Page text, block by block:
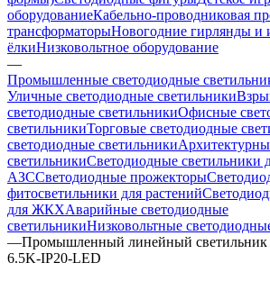
оборудованиеКабельно-проводниковая
трансформаторыНовогодние гирлянды и
ёлкиНизковольтное оборудование
—
Промышленные светодиодные
Уличные светодиодные светильники
светодиодные светильникиОфисные
светильникиТорговые светодиодные
светодиодные светильники
светильникиСветодиодные светильники
АЗССветодиодные прожекторы
фитосветильники для растений
для ЖКХАварийные светодиодные
светильникиНизковольтные
—Промышленный линейный светильник
6.5K-IP20-LED